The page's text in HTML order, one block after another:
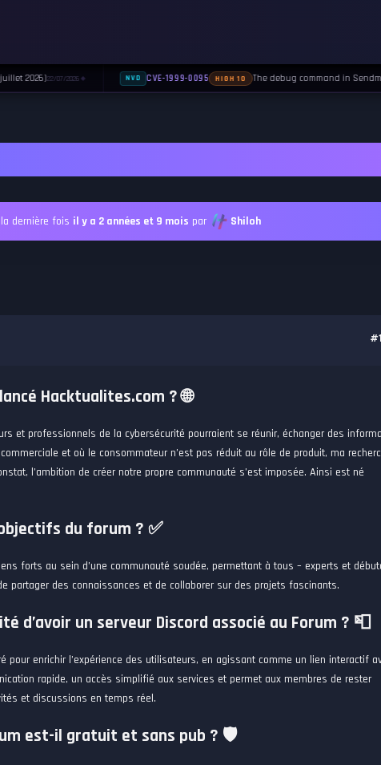
dernière fois il y a 2 années et 9 mois par Shiloh
Hacktualites.com ? 🌐
et professionnels de la cybersécurité pourraient se réunir, échanger des
et où le consommateur n’est pas réduit au rôle de produit, ma
l’ambition de créer notre propre communauté s’est imposée. Ainsi est né
du forum ? ✅
forts au sein d’une communauté soudée, permettant à tous – experts et
partager des connaissances et de collaborer sur des projets fascinants.
d’avoir un serveur Discord associé au Forum ? 📮
pour enrichir l’expérience des utilisateurs, en agissant comme un lien interactif
rapide, un accès simplifié aux services et permet aux membres de rester
et discussions en temps réel.
est-il gratuit et sans pub ? 🛡️
2026)22/07/2026 ◆ NVD CVE-1999-0095 HIGH 10 The debug command in